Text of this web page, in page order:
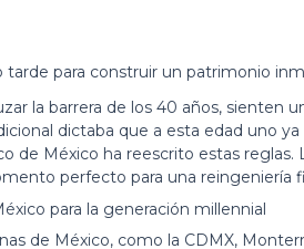
tarde para construir un patrimonio
la barrera de los 40 años, sienten
dictaba que a esta edad uno
de México ha reescrito estas reglas.
perfecto para una reingeniería
para la generación millennial
de México, como la CDMX,